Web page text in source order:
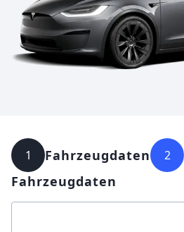
1 Fahrzeugdaten 2
Fahrzeugdaten